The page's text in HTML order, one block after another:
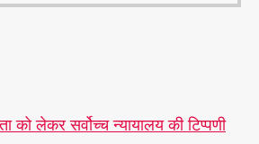
को लेकर सर्वोच्च न्यायालय की टिप्पणी